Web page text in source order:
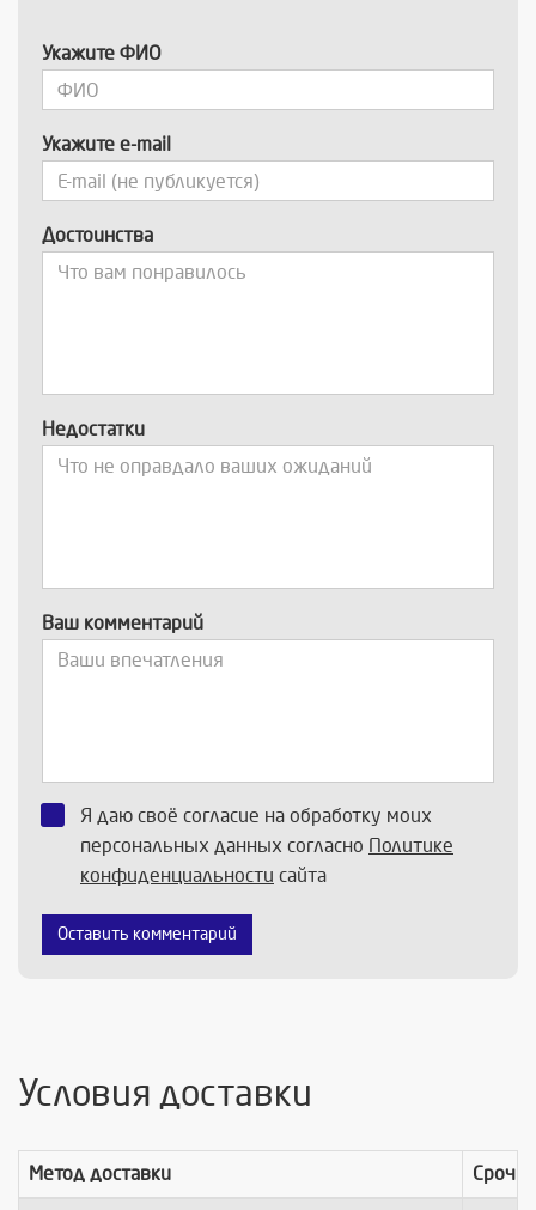
Укажите ФИО
Укажите e-mail
Достоинства
Недостатки
Ваш комментарий
Я даю своё согласие на обработку моих
персональных данных согласно
Политике
конфиденциальности сайта
Оставить комментарий
Условия доставки
Метод доставки